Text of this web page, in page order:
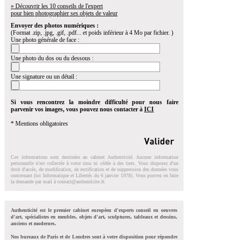
» Découvrir les 10 conseils de l'expert
pour bien photographier ses objets de valeur
Envoyer des photos numériques :
(Format .zip, .jpg, .gif, .pdf... et poids inférieur à 4 Mo par fichier. )
Une photo générale de face :
Une photo du dos ou du dessous :
Une signature ou un détail :
Si vous rencontrez la moindre difficulté pour nous faire
parvenir vos images, vous pouvez nous contacter à ICI
* Mentions obligatoires
Ces informations sont destinées au cabinet Authenticité. Aucune information
personnelle n'est collectée à votre insu ni cédée à des tiers. Vous disposez d'un
droit d'accés, de modification, de rectification et de suppression des données vous
concernant (loi Informatique et Libertés du 6 janvier 1978). Vous pouvez en faire
la demande par mail à contact@authenticite.fr.
Authenticité est le premier cabinet européen d'experts conseil en oeuvres
d'art, spécialistes en meubles, objets d'art, sculptures, tableaux et dessins,
anciens et modernes.
Nos bureaux de Paris et de Londres sont à votre disposition pour répondre